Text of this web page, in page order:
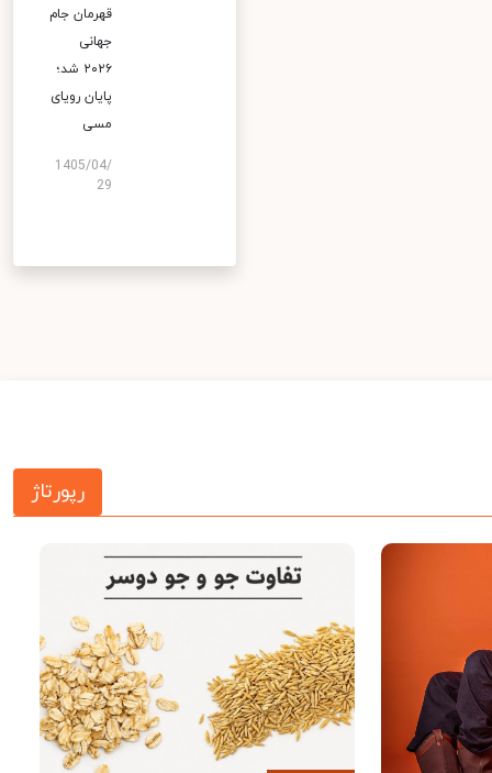
قهرمان جام
جهانی
۲۰۲۶ شد؛
پایان رویای
مسی
1405/04/
29
رپورتاژ